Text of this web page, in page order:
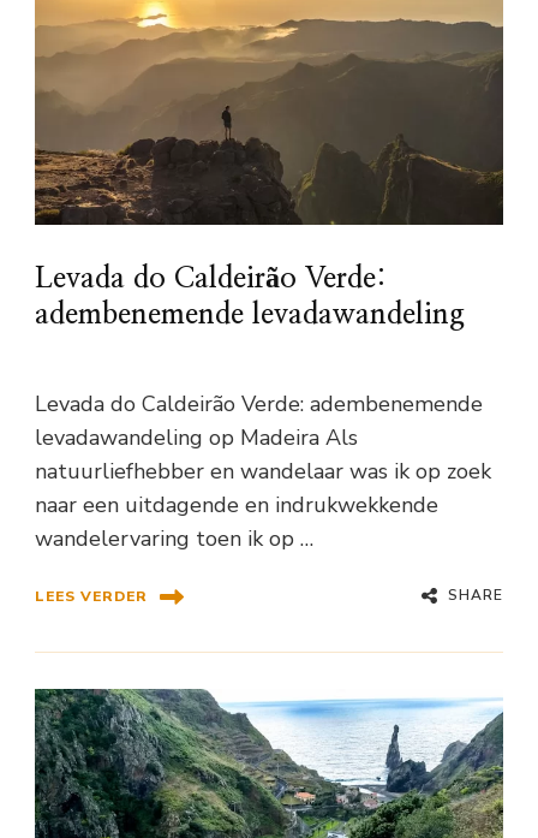
Levada do Caldeirão Verde:
adembenemende levadawandeling
Levada do Caldeirão Verde: adembenemende
levadawandeling op Madeira Als
natuurliefhebber en wandelaar was ik op zoek
naar een uitdagende en indrukwekkende
wandelervaring toen ik op …
LEES VERDER SHARE